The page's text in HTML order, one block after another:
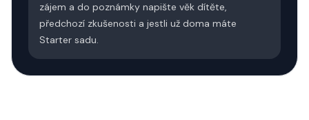
zájem a do poznámky napište věk dítěte,
předchozí zkušenosti a jestli už doma máte
Starter sadu.